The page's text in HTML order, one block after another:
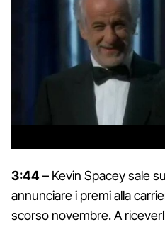
3:44 – Kevin Spacey sale
annunciare i premi alla
scorso novembre. A